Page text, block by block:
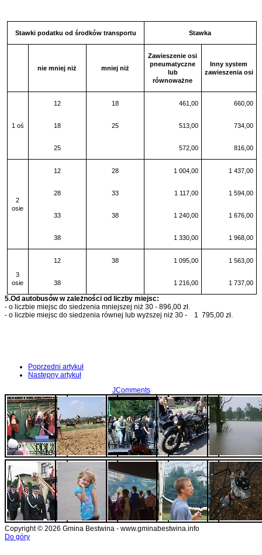
Stawki podatku od środków transportu Stawka
nie mniej niż mniej niż
Zawieszenie osi
pneumatyczne
lub
równoważne
Inny system
zawieszenia osi
1 oś
12 18 461,00 660,00
18 25 513,00 734,00
25 572,00 816,00
2
osie
12 28 1 004,00 1 437,00
28 33 1 117,00 1 594,00
33 38 1 240,00 1 676,00
38 1 330,00 1 968,00
3
osie
12 38 1 095,00 1 563,00
38 1 216,00 1 737,00
5.Od autobusów w zależności od liczby miejsc:
- o liczbie miejsc do siedzenia mniejszej niż 30 - 896,00 zł.
- o liczbie miejsc do siedzenia równej lub wyższej niż 30 - 1 795,00 zł.
Poprzedni artykuł
Następny artykuł
JComments
Copyright © 2026 Gmina Bestwina - www.gminabestwina.info
Do góry